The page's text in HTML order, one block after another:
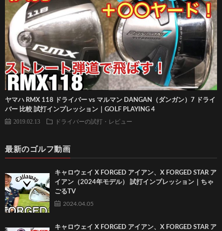
ヤマハ RMX 118 ドライバー vs マルマン DANGAN（ダンガン）7 ドライ
バー 比較 試打インプレッション｜GOLF PLAYING 4
2019.02.13 ドライバーの試打・レビュー
最新のゴルフ動画
キャロウェイ X FORGED アイアン、X FORGED STAR ア
イアン（2024年モデル） 試打インプレッション｜ちゃ
ごるTV
2024.04.05
キャロウェイ X FORGED アイアン、X FORGED STAR ア